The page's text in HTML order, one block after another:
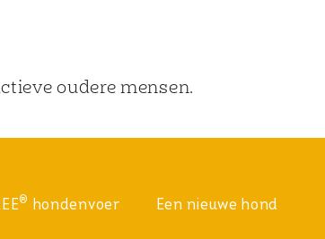
oudere mensen.
® hondenvoer Een nieuwe hond